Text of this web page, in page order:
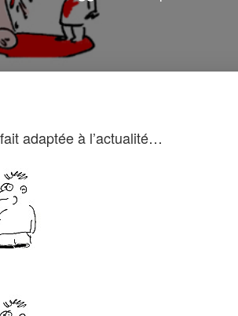
adaptée à l’actualité…